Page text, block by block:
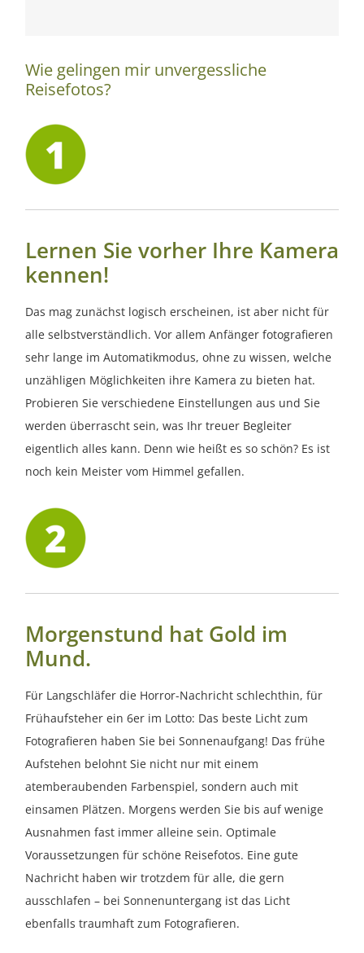
Wie gelingen mir unvergessliche
Reisefotos?
Lernen Sie vorher Ihre Kamera
kennen!
Das mag zunächst logisch erscheinen, ist aber nicht für
alle selbstverständlich. Vor allem Anfänger fotografieren
sehr lange im Automatikmodus, ohne zu wissen, welche
unzähligen Möglichkeiten ihre Kamera zu bieten hat.
Probieren Sie verschiedene Einstellungen aus und Sie
werden überrascht sein, was Ihr treuer Begleiter
eigentlich alles kann. Denn wie heißt es so schön? Es ist
noch kein Meister vom Himmel gefallen.
Morgenstund hat Gold im
Mund.
Für Langschläfer die Horror-Nachricht schlechthin, für
Frühaufsteher ein 6er im Lotto: Das beste Licht zum
Fotografieren haben Sie bei Sonnenaufgang! Das frühe
Aufstehen belohnt Sie nicht nur mit einem
atemberaubenden Farbenspiel, sondern auch mit
einsamen Plätzen. Morgens werden Sie bis auf wenige
Ausnahmen fast immer alleine sein. Optimale
Voraussetzungen für schöne Reisefotos. Eine gute
Nachricht haben wir trotzdem für alle, die gern
ausschlafen – bei Sonnenuntergang ist das Licht
ebenfalls traumhaft zum Fotografieren.